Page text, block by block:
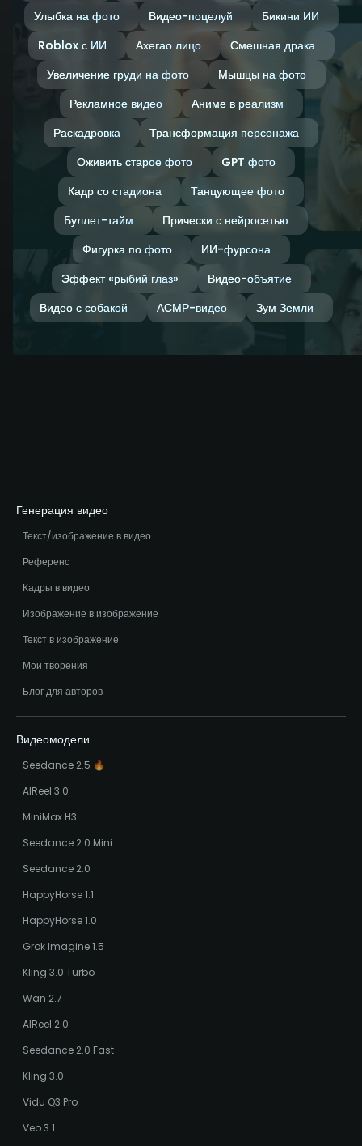
Улыбка на фото
Видео-поцелуй
Бикини ИИ
Roblox с ИИ
Ахегао лицо
Смешная драка
Увеличение груди на фото
Мышцы на фото
Рекламное видео
Аниме в реализм
Раскадровка
Трансформация персонажа
Оживить старое фото
GPT фото
Кадр со стадиона
Танцующее фото
Буллет-тайм
Прически с нейросетью
Фигурка по фото
ИИ-фурсона
Эффект «рыбий глаз»
Видео-объятие
Видео с собакой
АСМР-видео Зум Земли
Генерация видео
Текст/изображение в видео
Референс
Кадры в видео
Изображение в изображение
Текст в изображение
Мои творения
Блог для авторов
Видеомодели
Seedance 2.5 🔥
AIReel 3.0
MiniMax H3
Seedance 2.0 Mini
Seedance 2.0
HappyHorse 1.1
HappyHorse 1.0
Grok Imagine 1.5
Kling 3.0 Turbo
Wan 2.7
AIReel 2.0
Seedance 2.0 Fast
Kling 3.0
Vidu Q3 Pro
Veo 3.1